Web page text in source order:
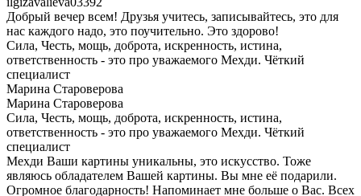
Добрый вечер всем! Друзья учитесь, записывайтесь, это для
нас каждого надо, это поучительно. Это здорово!
Сила, Честь, мощь, доброта, искренность, истина,
ответственность - это про уважаемого Мехди. Чëткий
специалист
Марина Староверова
Марина Староверова
Сила, Честь, мощь, доброта, искренность, истина,
ответственность - это про уважаемого Мехди. Чëткий
специалист
Мехди Ваши картины уникальны, это искусство. Тоже
являюсь обладателем Вашей картины. Вы мне её подарили.
Огромное благодарность! Напоминает мне больше о Вас. Всех